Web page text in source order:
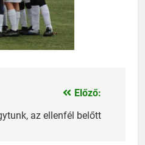
Előző:
az ellenfél belőtt